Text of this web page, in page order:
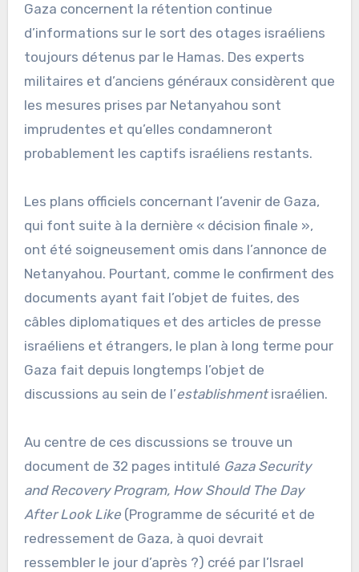
Gaza concernent la rétention continue
d’informations sur le sort des otages israéliens
toujours détenus par le Hamas. Des experts
militaires et d’anciens généraux considèrent que
les mesures prises par Netanyahou sont
imprudentes et qu’elles condamneront
probablement les captifs israéliens restants.
Les plans officiels concernant l’avenir de Gaza,
qui font suite à la dernière « décision finale »,
ont été soigneusement omis dans l’annonce de
Netanyahou. Pourtant, comme le confirment des
documents ayant fait l’objet de fuites, des
câbles diplomatiques et des articles de presse
israéliens et étrangers, le plan à long terme pour
Gaza fait depuis longtemps l’objet de
discussions au sein de l’establishmentisraélien.
Au centre de ces discussions se trouve un
document de 32 pages intitulé Gaza Security
and Recovery Program, How Should The Day
After Look Like(Programme de sécurité et de
redressement de Gaza, à quoi devrait
ressembler le jour d’après ?) créé par l’Israel